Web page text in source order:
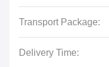
Transport Package:
Delivery Time: